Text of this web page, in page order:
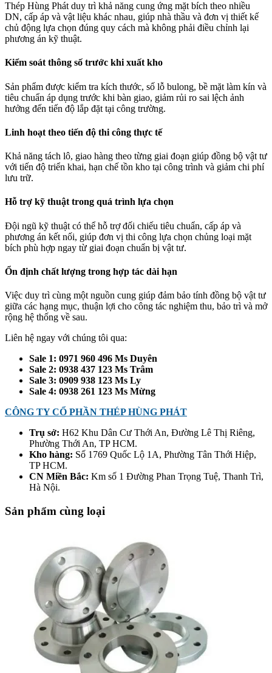
Thép Hùng Phát duy trì khả năng cung ứng mặt bích theo nhiều
DN, cấp áp và vật liệu khác nhau, giúp nhà thầu và đơn vị thiết kế
chủ động lựa chọn đúng quy cách mà không phải điều chỉnh lại
phương án kỹ thuật.
Kiểm soát thông số trước khi xuất kho
Sản phẩm được kiểm tra kích thước, số lỗ bulong, bề mặt làm kín và
tiêu chuẩn áp dụng trước khi bàn giao, giảm rủi ro sai lệch ảnh
hưởng đến tiến độ lắp đặt tại công trường.
Linh hoạt theo tiến độ thi công thực tế
Khả năng tách lô, giao hàng theo từng giai đoạn giúp đồng bộ vật tư
với tiến độ triển khai, hạn chế tồn kho tại công trình và giảm chi phí
lưu trữ.
Hỗ trợ kỹ thuật trong quá trình lựa chọn
Đội ngũ kỹ thuật có thể hỗ trợ đối chiếu tiêu chuẩn, cấp áp và
phương án kết nối, giúp đơn vị thi công lựa chọn chủng loại mặt
bích phù hợp ngay từ giai đoạn chuẩn bị vật tư.
Ổn định chất lượng trong hợp tác dài hạn
Việc duy trì cùng một nguồn cung giúp đảm bảo tính đồng bộ vật tư
giữa các hạng mục, thuận lợi cho công tác nghiệm thu, bảo trì và mở
rộng hệ thống về sau.
Liên hệ ngay với chúng tôi qua:
Sale 1: 0971 960 496 Ms Duyên
Sale 2: 0938 437 123 Ms Trâm
Sale 3: 0909 938 123 Ms Ly
Sale 4: 0938 261 123 Ms Mừng
CÔNG TY CỔ PHẦN THÉP HÙNG PHÁT
Trụ sở: H62 Khu Dân Cư Thới An, Đường Lê Thị Riêng,
Phường Thới An, TP HCM.
Kho hàng: Số 1769 Quốc Lộ 1A, Phường Tân Thới Hiệp,
TP HCM.
CN Miền Bắc: Km số 1 Đường Phan Trọng Tuệ, Thanh Trì,
Hà Nội.
Sản phẩm cùng loại